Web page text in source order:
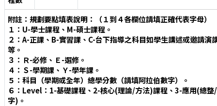
附註：規劃要點填表說明：（１到４各欄位請填正確代表字母）
１：U-學士課程、M-碩士課程。
２：A-正課、B-實習課、C-台下指導之科目如學生講述或邀請
等。
３：Ｒ-必修、Ｅ-選修。
４：Ｓ-學期課、Ｙ-學年課。
５：科目（學期或全年）總學分數（請填阿拉伯數字）。
６：Level：1-基礎課程、2-核心(理論/方法)課程、3-應用(總
字)。